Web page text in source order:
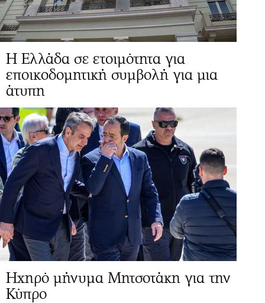
Η Ελλάδα σε ετοιμότητα για
εποικοδομητική συμβολή για μια
άτυπη
Ηχηρό μήνυμα Μητσοτάκη για την
Κύπρο